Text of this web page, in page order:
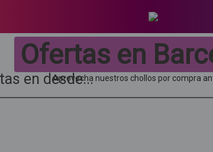
Ofertas en
Aprovecha nuestros chollos por compra
en desde...